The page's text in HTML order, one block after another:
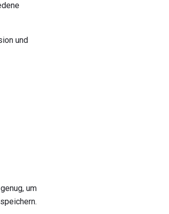
und
um